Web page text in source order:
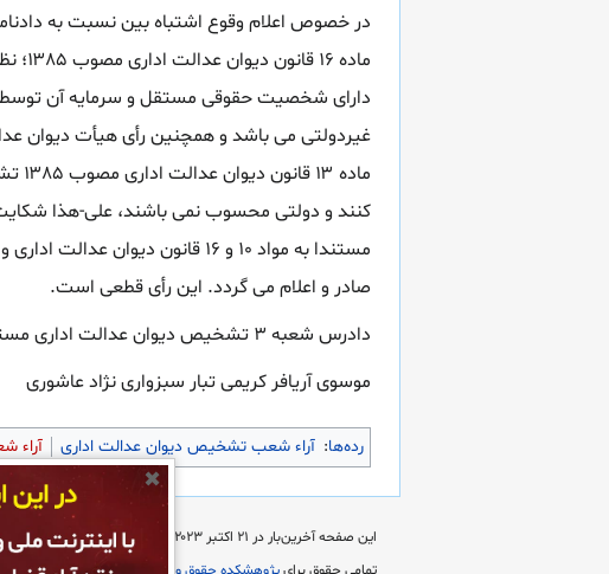
صادر و اعلام می گردد. این رأی قطعی است.
دادرس شعبه ۳ تشخیص دیوان عدالت اداری مستشاران شعبه
موسوی آریافر کریمی تبار سبزواری نژاد عاشوری
رده‌ها: آراء شعب تشخیص دیوان عدالت اداری آراء
این صفحه آخرین‌بار در ‏۲۱ اکتبر ۲۰۲۳ ساعت ‏۰۹:۰۹ ویرایش شده‌است.
✖